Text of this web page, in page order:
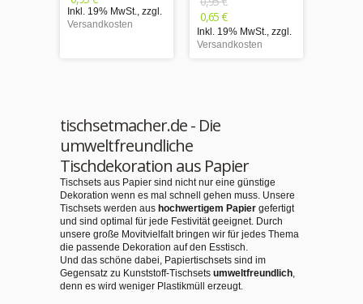
Inkl. 19% MwSt., zzgl.
Versandkosten
0,65 €
Inkl. 19% MwSt., zzgl.
Versandkosten
tischsetmacher.de - Die
umweltfreundliche
Tischdekoration aus Papier
Tischsets aus Papier sind nicht nur eine günstige
Dekoration wenn es mal schnell gehen muss. Unsere
Tischsets werden aus hochwertigem Papier gefertigt
und sind optimal für jede Festivität geeignet. Durch
unsere große Movitvielfalt bringen wir für jedes Thema
die passende Dekoration auf den Esstisch.
Und das schöne dabei, Papiertischsets sind im
Gegensatz zu Kunststoff-Tischsets umweltfreundlich,
denn es wird weniger Plastikmüll erzeugt.